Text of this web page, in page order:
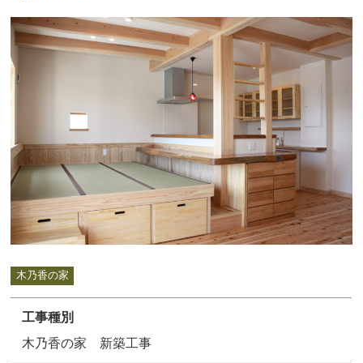
木乃香の家
工事種別
木乃香の家 新築工事